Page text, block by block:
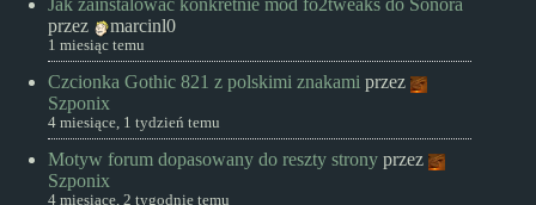
Jak zainstalować konkretnie mod fo2tweaks do Sonora
przez
marcinl0
1 miesiąc temu
Czcionka Gothic 821 z polskimi znakami przez
Szponix
4 miesiące, 1 tydzień temu
Motyw forum dopasowany do reszty strony przez
Szponix
4 miesiące, 2 tygodnie temu